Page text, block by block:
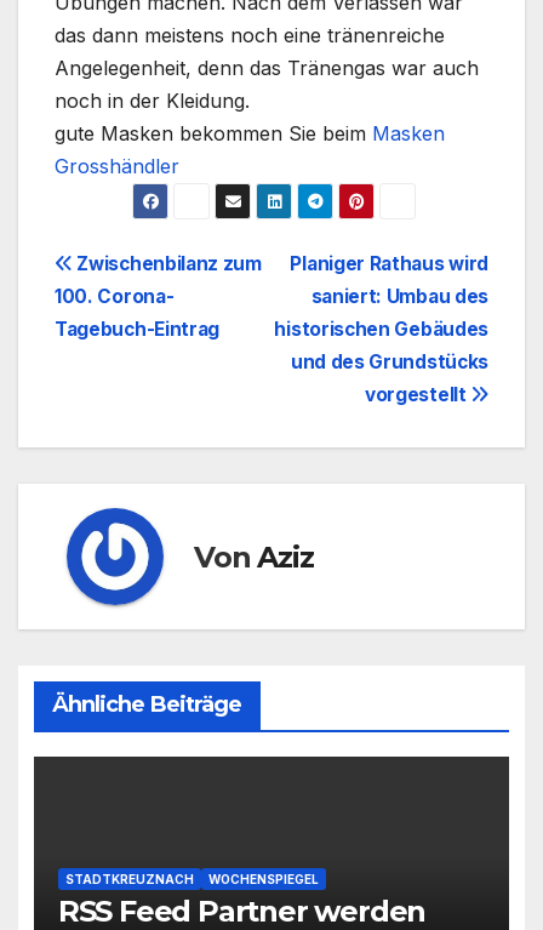
das dann meistens noch eine tränenreiche
Angelegenheit, denn das Tränengas war auch
noch in der Kleidung.
gute Masken bekommen Sie beim Masken
Grosshändler
Beitrags-
Navigation
Planiger Rathaus wird
saniert: Umbau des
historischen Gebäudes
und des Grundstücks
vorgestellt
Zwischenbilanz zum
100. Corona-
Tagebuch-Eintrag
VonAziz
Ähnliche Beiträge
STADTKREUZNACH WOCHENSPIEGEL
RSS Feed Partner werden